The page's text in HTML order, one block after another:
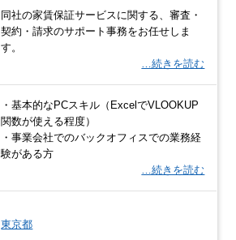
同社の家賃保証サービスに関する、審査・
契約・請求のサポート事務をお任せしま
す。
…続きを読む
・基本的なPCスキル（ExcelでVLOOKUP
関数が使える程度）
・事業会社でのバックオフィスでの業務経
験がある方
…続きを読む
東京都